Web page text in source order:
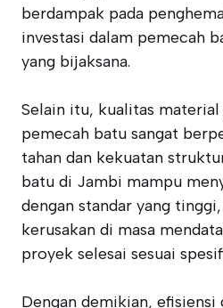
berdampak pada
investasi dalam pemecah
yang bijaksana.
Selain itu, kualitas
pemecah batu sangat
tahan dan kekuatan
batu di Jambi mampu
dengan standar yang
kerusakan di masa
proyek selesai sesuai
Dengan demikian, efisiensi